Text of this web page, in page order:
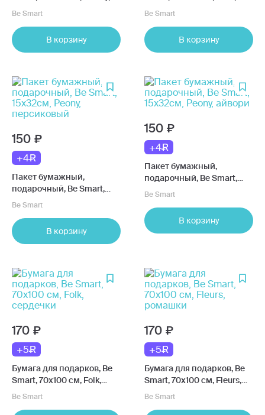
голубой
Be Smart
В корзину
розовый
Be Smart
В корзину
150
+4
Пакет бумажный,
подарочный, Be Smart,
15х32см, Peony,
Be Smart
В корзину
150
+4
Пакет бумажный,
подарочный, Be Smart,
15х32см, Peony, айвори
Be Smart
В корзину
170
+5
Бумага для подарков, Be
Smart, 70х100 см, Folk,
сердечки
Be Smart
170
+5
Бумага для подарков, Be
Smart, 70х100 см, Fleurs,
ромашки
Be Smart